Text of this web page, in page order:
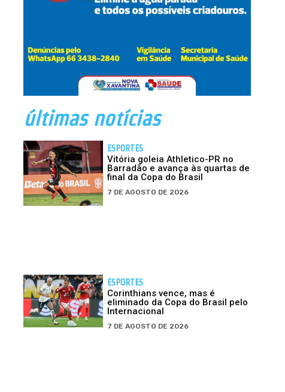
últimas notícias
ESPORTES
Vitória goleia Athletico-PR no
Barradão e avança às quartas de
final da Copa do Brasil
7 DE AGOSTO DE 2026
ESPORTES
Corinthians vence, mas é
eliminado da Copa do Brasil pelo
Internacional
7 DE AGOSTO DE 2026